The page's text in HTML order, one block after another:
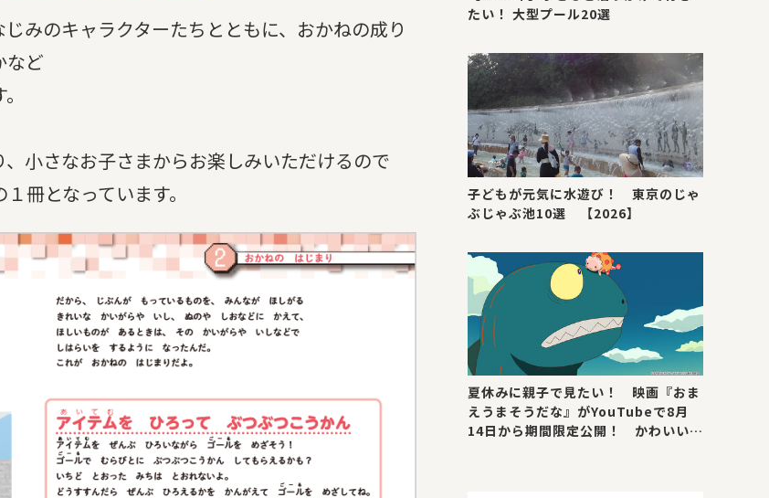
みのキャラクターたちとともに、おかねの成り
など
小さなお子さまからお楽しみいただけるので
冊となっています。
たい！ 大型プール20選
子どもが元気に水遊び！ 東京のじゃ
ぶじゃぶ池10選 【2026】
夏休みに親子で見たい！ 映画『おま
えうまそうだな』がYouTubeで8月
14日から期間限定公開！ かわいい＆